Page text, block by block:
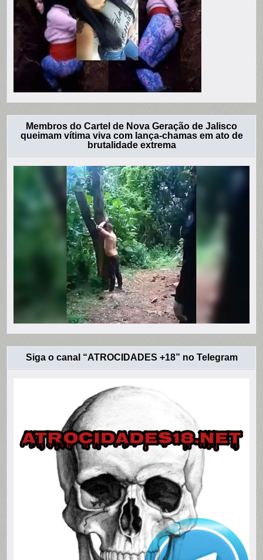
Membros do Cartel de Nova Geração de Jalisco
queimam vítima viva com lança-chamas em ato de
brutalidade extrema
Siga o canal “ATROCIDADES +18” no Telegram